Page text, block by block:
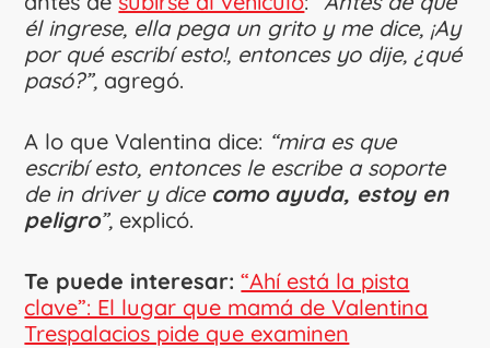
él ingrese, ella pega un grito y me dice, ¡Ay
por qué escribí esto!, entonces yo dije, ¿qué
pasó?”, agregó.
A lo que Valentina dice: “mira es que
escribí esto, entonces le escribe a soporte
de in driver y dice como ayuda, estoy en
peligro”, explicó.
Te puede interesar:“Ahí está la pista
clave”: El lugar que mamá de Valentina
Trespalacios pide que examinen